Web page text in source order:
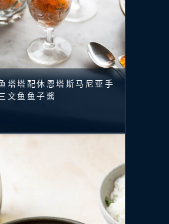
塔塔配休恩塔斯马尼亚手
文鱼鱼子酱